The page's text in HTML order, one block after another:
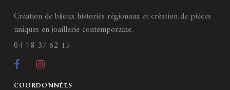
Création de bijoux historiés régionaux et création de pièces
uniques en joaillerie contemporaine.
04 78 37 62 15
COORDONNÉES